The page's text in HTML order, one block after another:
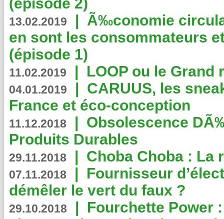
13.02.2019 | Ã‰conomie
en sont les consommateurs
(épisode 1)
11.02.2019 | LOOP ou le Grand
04.01.2019 | CARUUS, les
France et éco-conception
11.12.2018 | Obsolescence
Produits Durables
29.11.2018 | Choba Choba : La
07.11.2018 | Fournisseur
démêler le vert du faux ?
29.10.2018 | Fourchette Power